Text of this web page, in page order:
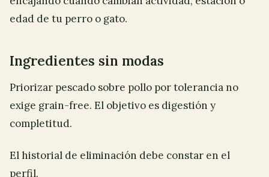
edad de tu perro o gato.
Ingredientes sin modas
Priorizar pescado sobre pollo por tolerancia no
exige grain-free. El objetivo es digestión y
completitud.
El historial de eliminación debe constar en el
perfil.